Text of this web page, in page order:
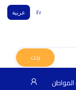
Fr عربية
بحث